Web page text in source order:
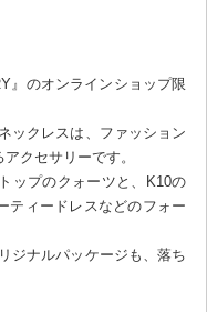
』のオンラインショップ限
ックレスは、ファッション
クセサリーです。
ップのクォーツと、K10の
ティードレスなどのフォー
ジナルパッケージも、落ち